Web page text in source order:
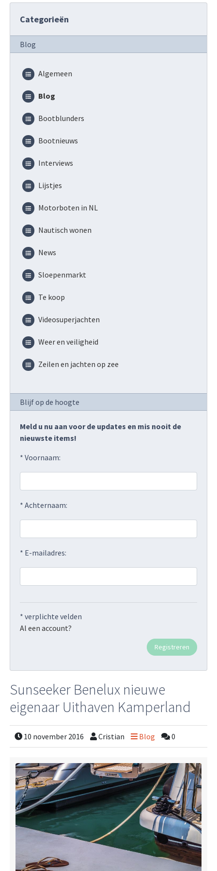
Categorieën
Blog
Algemeen
Blog
Bootblunders
Bootnieuws
Interviews
Lijstjes
Motorboten in NL
Nautisch wonen
News
Sloepenmarkt
Te koop
Videosuperjachten
Weer en veiligheid
Zeilen en jachten op zee
Blijf op de hoogte
Meld u nu aan voor de updates en mis nooit de
nieuwste items!
* Voornaam:
* Achternaam:
* E-mailadres:
* verplichte velden
Al een account?
Sunseeker Benelux nieuwe
eigenaar Uithaven Kamperland
10 november 2016 Cristian Blog 0